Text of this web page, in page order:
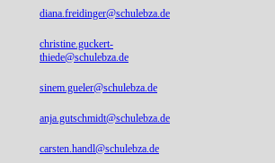
diana.freidinger@schulebza.de
christine.guckert-
thiede@schulebza.de
sinem.gueler@schulebza.de
anja.gutschmidt@schulebza.de
carsten.handl@schulebza.de